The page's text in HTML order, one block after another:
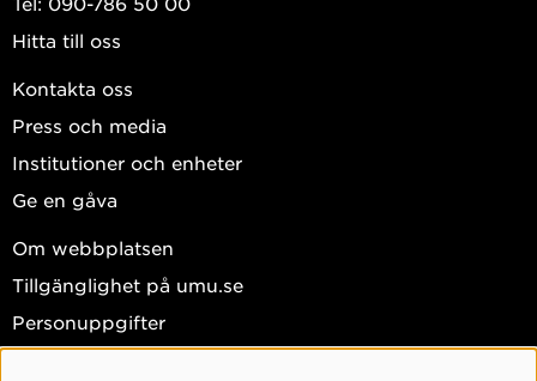
Hitta till oss
Kontakta oss
Press och media
Institutioner och enheter
Ge en gåva
Om webbplatsen
Tillgänglighet på umu.se
Personuppgifter